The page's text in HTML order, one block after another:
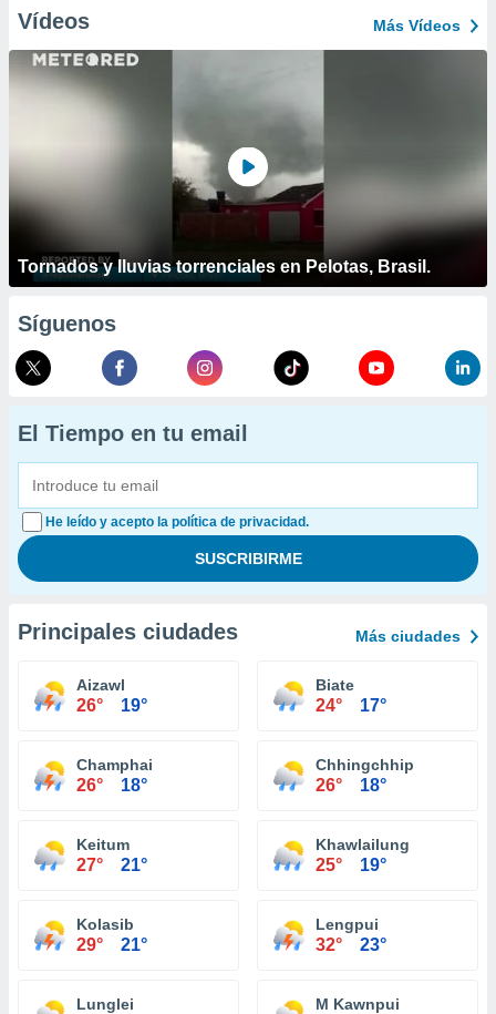
Vídeos Más Vídeos
Tornados y lluvias torrenciales en Pelotas, Brasil.
Síguenos
El Tiempo en tu email
He leído y acepto la política de privacidad.
Principales ciudades Más ciudades
Aizawl
26° 19°
Biate
24° 17°
Champhai
26° 18°
Chhingchhip
26° 18°
Keitum
27° 21°
Khawlailung
25° 19°
Kolasib
29° 21°
Lengpui
32° 23°
Lunglei M Kawnpui